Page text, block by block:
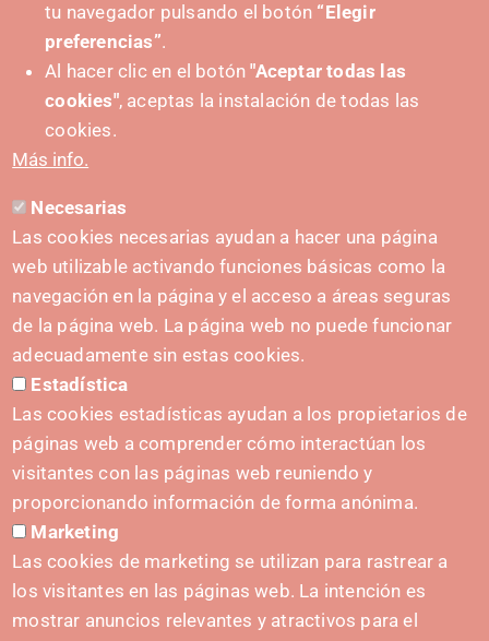
IMPULSA
CONTACTO
hola@irisnavarra.com
(+34) 628 23 12 32
C. del Sadar, 31006 Pamplona
Formulario de contacto
Kit de prensa
INICIATIVAS
Navarra Cybersecurity Center
Spain Living Lab
Apoyo al Emprendimiento
tu navegador pulsando el botón “Elegir
preferencias”.
Al hacer clic en el botón"Aceptar todas las
cookies", aceptas la instalación de todas las
cookies.
Más info.
Necesarias
Las cookies necesarias ayudan a hacer una página
web utilizable activando funciones básicas como la
navegación en la página y el acceso a áreas seguras
de la página web. La página web no puede funcionar
adecuadamente sin estas cookies.
Estadística
Las cookies estadísticas ayudan a los propietarios de
páginas web a comprender cómo interactúan los
visitantes con las páginas web reuniendo y
proporcionando información de forma anónima.
Marketing
Las cookies de marketing se utilizan para rastrear a
los visitantes en las páginas web. La intención es
mostrar anuncios relevantes y atractivos para el